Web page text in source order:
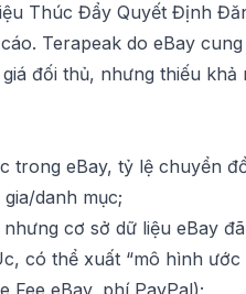
Thúc Đẩy Quyết Định
Terapeak do eBay
đối thủ, nhưng thiếu khả
trong eBay, tỷ lệ chuyển
danh mục;
cơ sở dữ liệu eBay
có thể xuất “mô hình
Fee eBay, phí PayPal);